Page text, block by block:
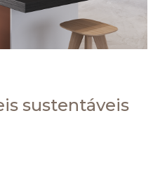
sustentáveis